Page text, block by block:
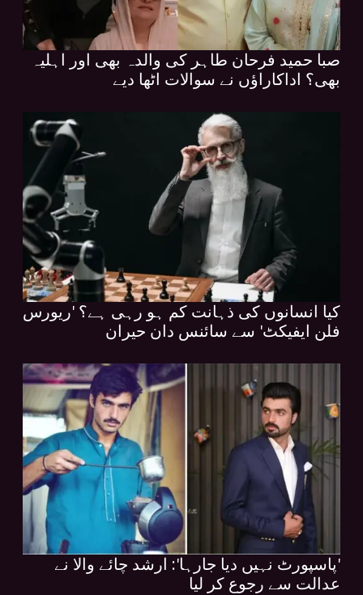
صبا حمید فرحان طاہر کی والدہ بھی اور اہلیہ
بھی؟ اداکاراؤں نے سوالات اٹھا دیے
کیا انسانوں کی ذہانت کم ہو رہی ہے؟ 'ریورس
فلن ایفیکٹ' سے سائنس دان حیران
'پاسپورٹ نہیں دیا جارہا': ارشد چائے والا نے
عدالت سے رجوع کر لیا